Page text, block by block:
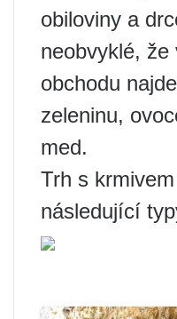
obiloviny a
neobvyklé, že
obchodu
zeleninu,
med.
Trh s
následující